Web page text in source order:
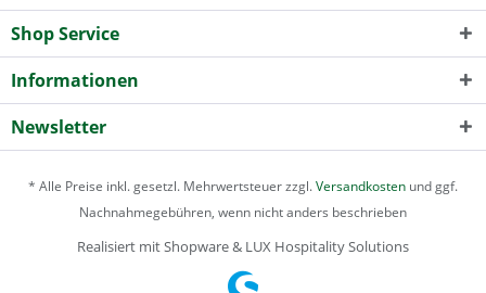
Shop Service
Informationen
Newsletter
* Alle Preise inkl. gesetzl. Mehrwertsteuer zzgl.Versandkosten und ggf.
Nachnahmegebühren, wenn nicht anders beschrieben
Realisiert mit Shopware & LUX Hospitality Solutions